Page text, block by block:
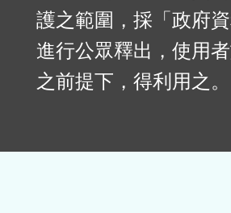
護之範圍，採「政府
進行公眾釋出，使用
之前提下，得利用之。